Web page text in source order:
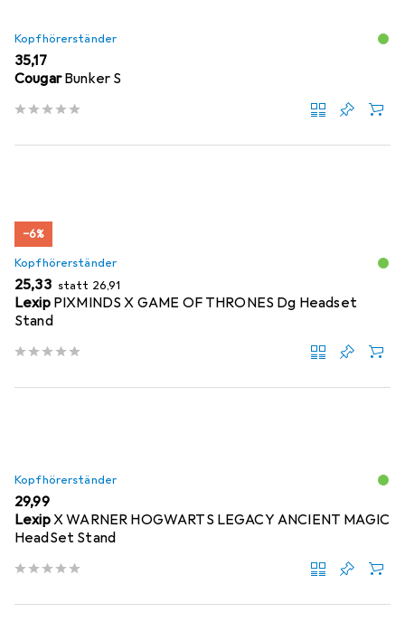
Kopfhörerständer
EUR
35,17
Cougar Bunker S
−6%
Kopfhörerständer
EUR
25,33 statt EUR
26,91
Lexip PIXMINDS X GAME OF THRONES Dg Headset
Stand
Kopfhörerständer
EUR
29,99
LexipX WARNER HOGWARTS LEGACY ANCIENT MAGIC
HeadSet Stand